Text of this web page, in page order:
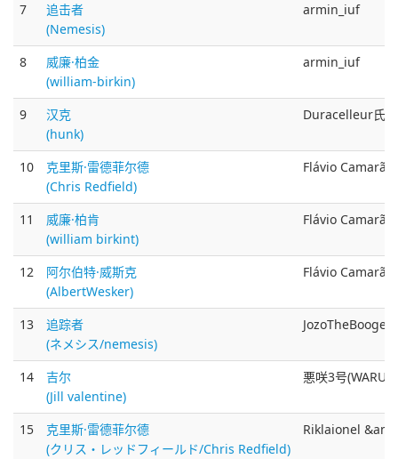
7
追击者
(Nemesis)
armin_iuf
8
威廉·柏金
(william-birkin)
armin_iuf
9
汉克
(hunk)
Duracelleur氏
10
克里斯·雷德菲尔德
(Chris Redfield)
Flávio
11
威廉·柏肯
(william birkint)
Flávio Camarão
12
阿尔伯特·威斯克
(AlbertWesker)
Flávio Camarão
13
追踪者
(ネメシス/nemesis)
14
吉尔
(Jill valentine)
悪咲3号
15
克里斯·雷德菲尔德
(クリス・レッドフィールド/Chris Redfield)
Riklaionel